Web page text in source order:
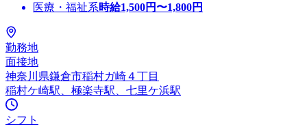
医療・福祉系時給1,500円〜1,800円
勤務地
面接地
神奈川県鎌倉市稲村ガ崎４丁目
稲村ケ崎駅、極楽寺駅、七里ケ浜駅
シフト